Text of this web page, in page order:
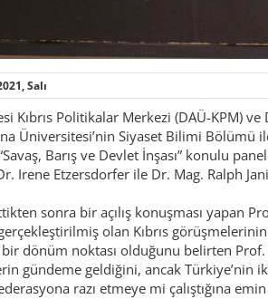
Salı
Kıbrıs Politikalar Merkezi (DAÜ-KPM)
Üniversitesi’nin Siyaset Bilimi
Barış ve Devlet İnşası” konulu
Irene Etzersdorfer ile Dr. Mag. Ralph
sonra bir açılış konuşması
olan Kıbrıs
dönüm noktası olduğunu belirten Prof.
gündeme geldiğini, ancak
razı etmeye mi çalıştığına emin